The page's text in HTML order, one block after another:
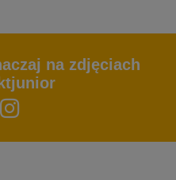
na zdjęciach